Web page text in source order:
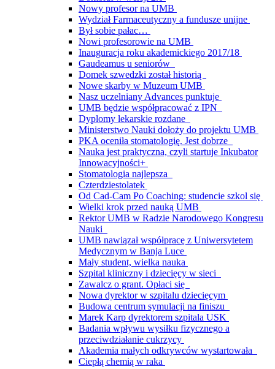
Nowy profesor na UMB
Wydział Farmaceutyczny a fundusze unijne
Był sobie pałac…
Nowi profesorowie na UMB
Inauguracja roku akademickiego 2017/18
Gaudeamus u seniorów
Domek szwedzki został historią
Nowe skarby w Muzeum UMB
Nasz uczelniany Advances punktuje
UMB będzie współpracować z IPN
Dyplomy lekarskie rozdane
Ministerstwo Nauki dołoży do projektu UMB
PKA oceniła stomatologię. Jest dobrze
Nauka jest praktyczna, czyli startuje Inkubator
Innowacyjności+
Stomatologia najlepsza
Czterdziestolatek
Od Cad-Cam Po Coaching: studencie szkol się
Wielki krok przed nauką UMB
Rektor UMB w Radzie Narodowego Kongresu
Nauki
UMB nawiązał współpracę z Uniwersytetem
Medycznym w Banja Luce
Mały student, wielka nauka
Szpital kliniczny i dziecięcy w sieci
Zawalcz o grant. Opłaci się
Nowa dyrektor w szpitalu dziecięcym
Budowa centrum symulacji na finiszu
Marek Karp dyrektorem szpitala USK
Badania wpływu wysiłku fizycznego a
przeciwdziałanie cukrzycy
Akademia małych odkrywców wystartowała
Ciepłą chemią w raka